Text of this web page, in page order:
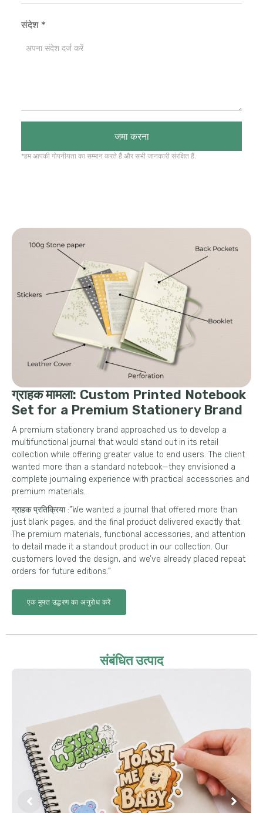
संदेश *
जमा करना
*हम आपकी गोपनीयता का सम्मान करते हैं और सभी जानकारी संरक्षित हैं.
ग्राहक मामला: Custom Printed Notebook
Set for a Premium Stationery Brand
A premium stationery brand approached us to develop a
multifunctional journal that would stand out in its retail
collection while offering greater value to end users. The client
wanted more than a standard notebook—they envisioned a
complete journaling experience with practical accessories and
premium materials.
ग्राहक प्रतिक्रिया :”We wanted a journal that offered more than
just blank pages, and the final product delivered exactly that.
The premium materials, functional accessories, and attention
to detail made it a standout product in our collection. Our
customers loved the design, and we’ve already placed repeat
orders for future editions.”
एक मुफ्त उद्धरण का अनुरोध करें
संबंधित उत्पाद